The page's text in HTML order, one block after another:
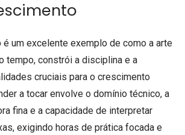
é um excelente exemplo de como a arte
tempo, constrói a disciplina e a
cruciais para o crescimento
a tocar envolve o domínio técnico, a
fina e a capacidade de interpretar
exigindo horas de prática focada e